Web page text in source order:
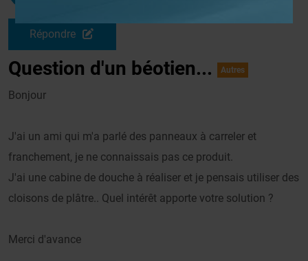
Répondre
Question d'un béotien... Autres
Bonjour
J'ai un ami qui m'a parlé des panneaux à carreler et
franchement, je ne connaissais pas ce produit.
J'ai une cabine de douche à réaliser et je pensais utiliser des
cloisons de plâtre.. Quel intérêt apporte votre solution ?
Merci d'avance